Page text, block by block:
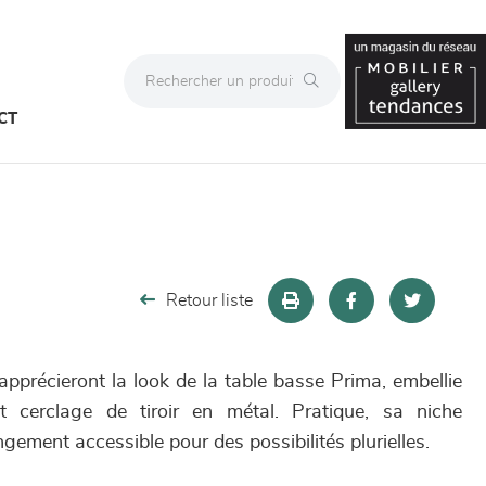
Retour liste
la look de la table basse Prima, embellie
cerclage de tiroir en métal. Pratique, sa niche
accessible pour des possibilités plurielles.